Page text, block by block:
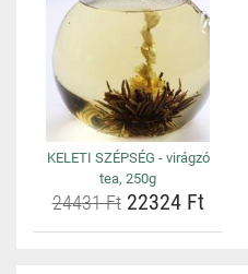
KELETI SZÉPSÉG - virágzó
tea, 250g
24431 Ft22324 Ft